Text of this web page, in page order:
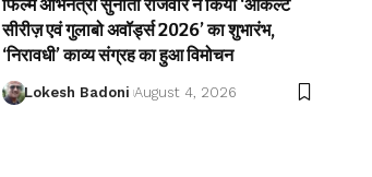
फिल्म अभिनेत्री सुनीता राजवार ने किया ‘ओकल्ट
सीरीज़ एवं गुलाबो अवॉर्ड्स 2026’ का शुभारंभ,
‘निरावधी’ काव्य संग्रह का हुआ विमोचन
Lokesh Badoni August 4, 2026